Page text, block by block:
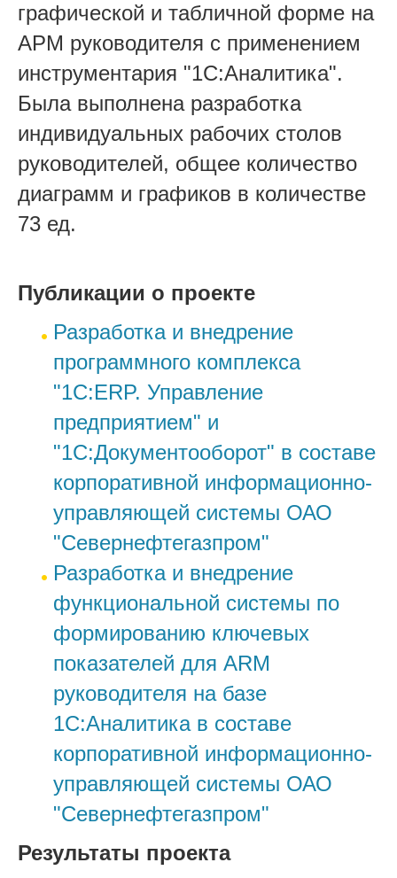
графической и табличной форме на
АРМ руководителя с применением
инструментария "1С:Аналитика".
Была выполнена разработка
индивидуальных рабочих столов
руководителей, общее количество
диаграмм и графиков в количестве
73 ед.
Публикации о проекте
Разработка и внедрение
программного комплекса
"1С:ERP. Управление
предприятием" и
"1С:Документооборот" в составе
корпоративной информационно-
управляющей системы ОАО
"Севернефтегазпром"
Разработка и внедрение
функциональной системы по
формированию ключевых
показателей для ARM
руководителя на базе
1С:Аналитика в составе
корпоративной информационно-
управляющей системы ОАО
"Севернефтегазпром"
Результаты проекта